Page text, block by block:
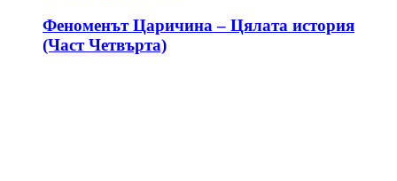
Феноменът Царичина – Цялата история
(Част Четвърта)